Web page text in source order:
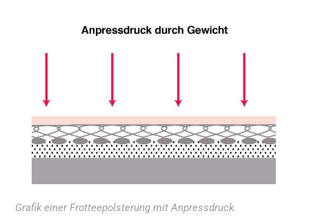
Grafik einer Frotteepolsterung mit Anpressdruck.